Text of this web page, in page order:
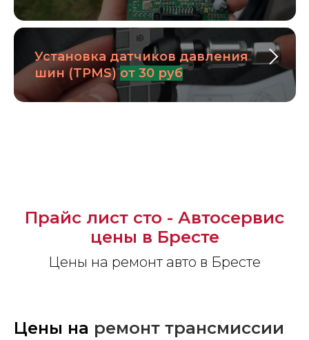
Установка датчиков давления
шин (TPMS) от 30 руб
Прайс лист сто - Автосервис
цены в Бресте
Цены на ремонт авто в Бресте
Цены на ремонт трансмиссии